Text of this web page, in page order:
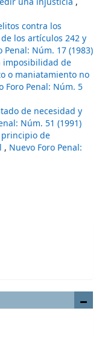
contra los
los artículos 242 y
Penal: Núm. 17 (1983)
imposibilidad de
o maniatamiento no
Foro Penal: Núm. 5
de necesidad y
Núm. 51 (1991)
principio de
, Nuevo Foro Penal: